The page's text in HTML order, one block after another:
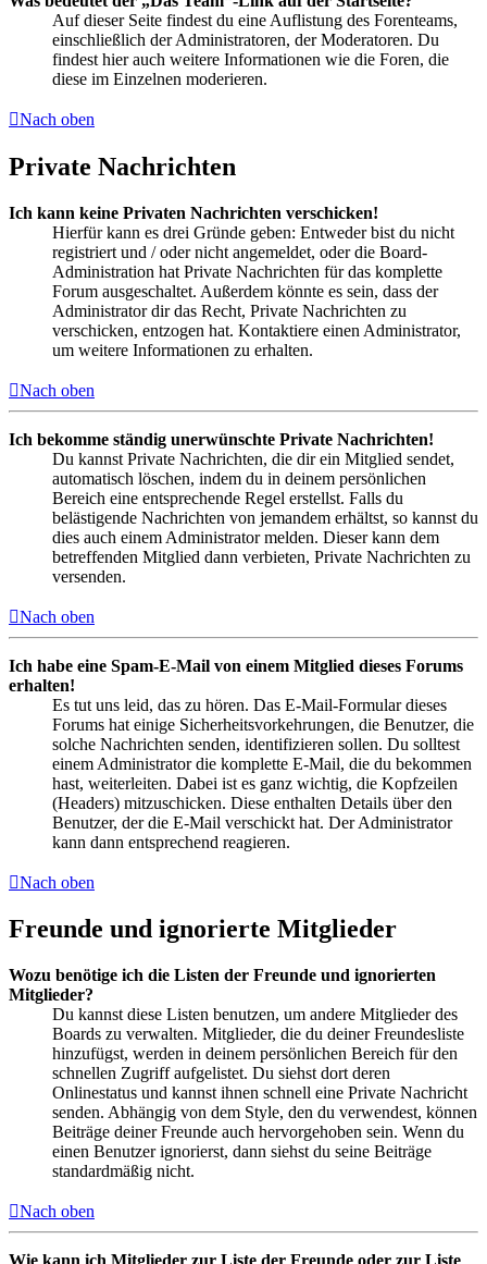
Auf dieser Seite findest du eine Auflistung des Forenteams,
einschließlich der Administratoren, der Moderatoren. Du
findest hier auch weitere Informationen wie die Foren, die
diese im Einzelnen moderieren.
Nach oben
Private Nachrichten
Ich kann keine Privaten Nachrichten verschicken!
Hierfür kann es drei Gründe geben: Entweder bist du nicht
registriert und / oder nicht angemeldet, oder die Board-
Administration hat Private Nachrichten für das komplette
Forum ausgeschaltet. Außerdem könnte es sein, dass der
Administrator dir das Recht, Private Nachrichten zu
verschicken, entzogen hat. Kontaktiere einen Administrator,
um weitere Informationen zu erhalten.
Nach oben
Ich bekomme ständig unerwünschte Private Nachrichten!
Du kannst Private Nachrichten, die dir ein Mitglied sendet,
automatisch löschen, indem du in deinem persönlichen
Bereich eine entsprechende Regel erstellst. Falls du
belästigende Nachrichten von jemandem erhältst, so kannst du
dies auch einem Administrator melden. Dieser kann dem
betreffenden Mitglied dann verbieten, Private Nachrichten zu
versenden.
Nach oben
Ich habe eine Spam-E-Mail von einem Mitglied dieses Forums
erhalten!
Es tut uns leid, das zu hören. Das E-Mail-Formular dieses
Forums hat einige Sicherheitsvorkehrungen, die Benutzer, die
solche Nachrichten senden, identifizieren sollen. Du solltest
einem Administrator die komplette E-Mail, die du bekommen
hast, weiterleiten. Dabei ist es ganz wichtig, die Kopfzeilen
(Headers) mitzuschicken. Diese enthalten Details über den
Benutzer, der die E-Mail verschickt hat. Der Administrator
kann dann entsprechend reagieren.
Nach oben
Freunde und ignorierte Mitglieder
Wozu benötige ich die Listen der Freunde und ignorierten
Mitglieder?
Du kannst diese Listen benutzen, um andere Mitglieder des
Boards zu verwalten. Mitglieder, die du deiner Freundesliste
hinzufügst, werden in deinem persönlichen Bereich für den
schnellen Zugriff aufgelistet. Du siehst dort deren
Onlinestatus und kannst ihnen schnell eine Private Nachricht
senden. Abhängig von dem Style, den du verwendest, können
Beiträge deiner Freunde auch hervorgehoben sein. Wenn du
einen Benutzer ignorierst, dann siehst du seine Beiträge
standardmäßig nicht.
Nach oben